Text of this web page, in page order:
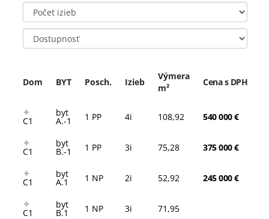
Počet izieb
Dostupnosť
Dom BYT Posch. Izieb
Výmera
m²
Cena s DPH
C1
byt
A.-1 1 PP 4i 108,92 540 000 €
C1
byt
B.-1 1 PP 3i 75,28 375 000 €
C1
byt
A.1 1 NP 2i 52,92 245 000 €
C1
byt
B.1 1 NP 3i 71,95